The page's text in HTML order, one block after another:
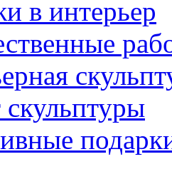
в интерьер